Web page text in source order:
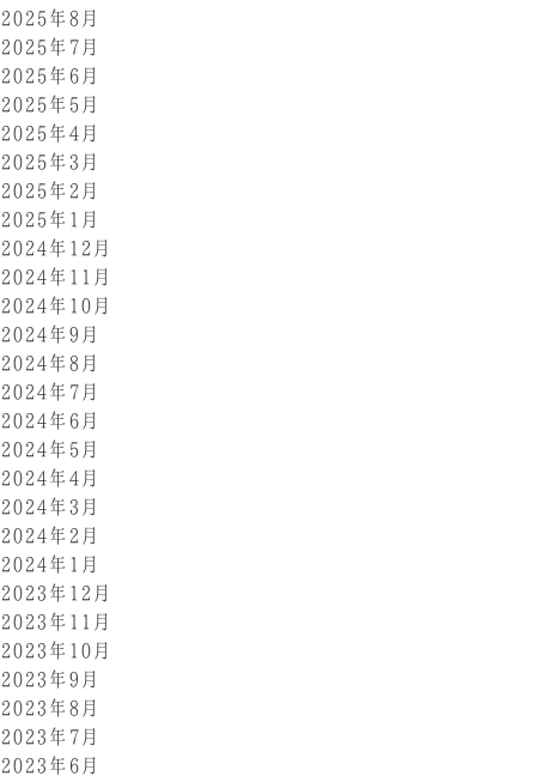
2025年8月
2025年7月
2025年6月
2025年5月
2025年4月
2025年3月
2025年2月
2025年1月
2024年12月
2024年11月
2024年10月
2024年9月
2024年8月
2024年7月
2024年6月
2024年5月
2024年4月
2024年3月
2024年2月
2024年1月
2023年12月
2023年11月
2023年10月
2023年9月
2023年8月
2023年7月
2023年6月